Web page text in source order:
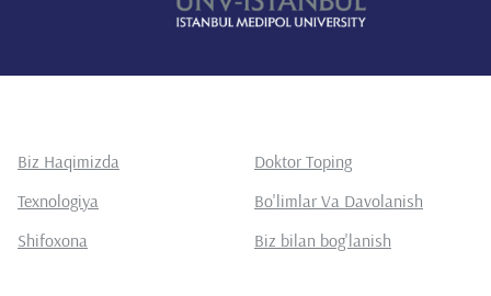
Biz Haqimizda
Doktor Toping
Texnologiya
Bo'limlar Va Davolanish
Shifoxona
Biz bilan bog'lanish